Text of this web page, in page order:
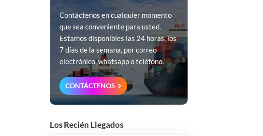
Contáctenos en cualquier momento
que sea conveniente para usted.
Estamos disponibles las 24 horas, los
7 días de la semana, por correo
electrónico, whatsapp o teléfono.
CONTÁCTENOS
Los Recién Llegados